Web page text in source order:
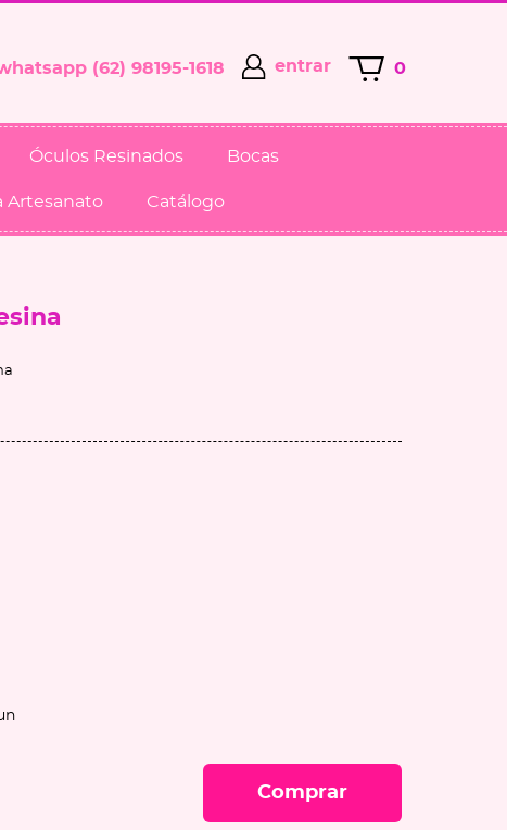
(62) 98195-1618 entrar 0
Óculos Resinados Bocas
Artesanato Catálogo
Comprar